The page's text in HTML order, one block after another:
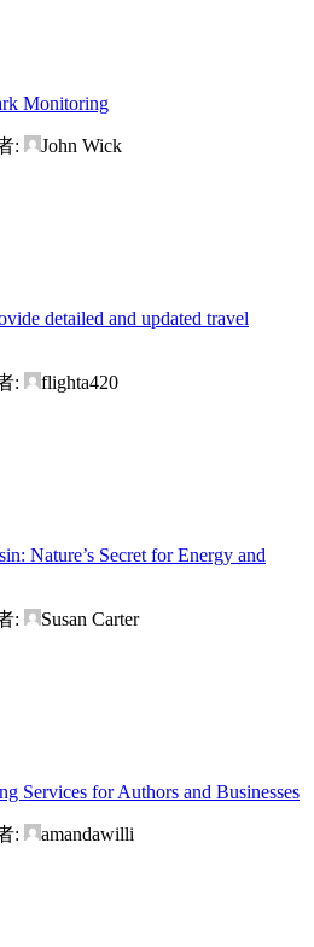
Monitoring
: John Wick
detailed and updated travel
: flighta420
Nature’s Secret for Energy and
: Susan Carter
Services for Authors and Businesses
: amandawilli